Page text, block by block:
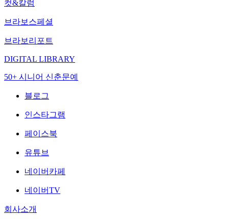
컷&칼럼
브라보스페셜
브라보리포트
DIGITAL LIBRARY
50+ 시니어 신춘문예
블로그
인스타그램
페이스북
유튜브
네이버카페
네이버TV
회사소개